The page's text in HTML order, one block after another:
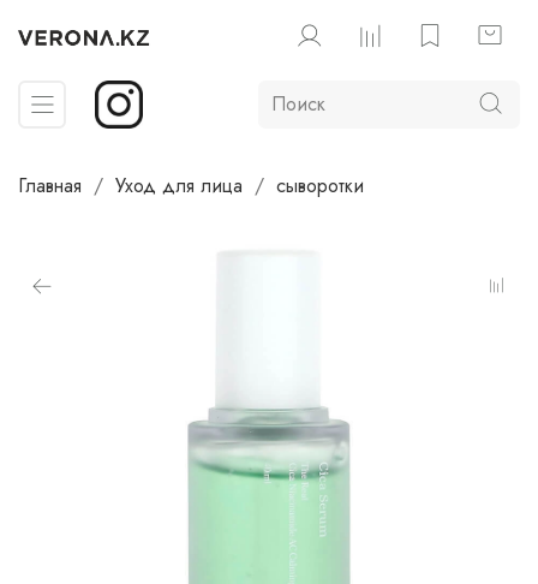
Главная Уход для лица сыворотки